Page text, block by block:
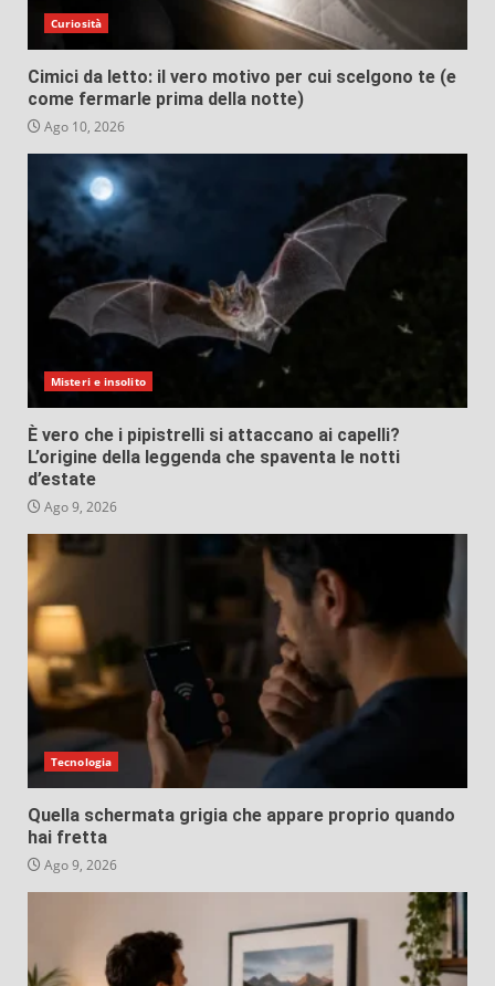
Curiosità
Cimici da letto: il vero motivo per cui scelgono te (e
come fermarle prima della notte)
Ago 10, 2026
Misteri e insolito
È vero che i pipistrelli si attaccano ai capelli?
L’origine della leggenda che spaventa le notti
d’estate
Ago 9, 2026
Tecnologia
Quella schermata grigia che appare proprio quando
hai fretta
Ago 9, 2026